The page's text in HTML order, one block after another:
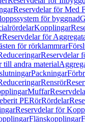
Reservdelar för Med
för byggnad
Kopplingar
Reservdelar för
för rörklammrar
Reservdelar
till andra material
Packningar
Rensrör
Muffar
PERörRördelar
Reservdelar för
Flänskopplingar